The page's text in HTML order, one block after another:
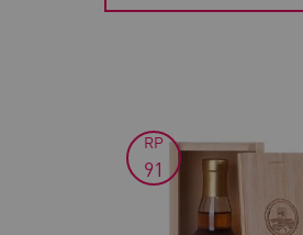
RP
91